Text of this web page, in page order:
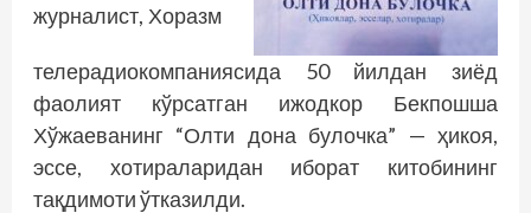
журналист, Хоразм
телерадиокомпаниясида 50 йилдан зиёд
фаолият кўрсатган ижодкор Бекпошша
Хўжаеванинг “Олти дона булочка” — ҳикоя,
эссе, хотираларидан иборат китобининг
тақдимоти ўтказилди.